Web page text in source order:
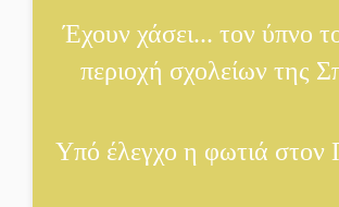
Κατεβαίνει ο
ρεύματος σε
Δ. Ευρώτα
Έχουν χάσει... τον ύπνο
περιοχή σχολείων της
Υπό έλεγχο η φωτιά